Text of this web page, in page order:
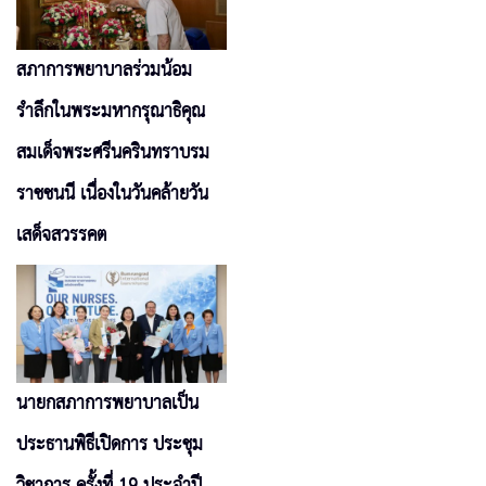
สภาการพยาบาลร่วมน้อม
รำลึกในพระมหากรุณาธิคุณ
สมเด็จพระศรีนครินทราบรม
ราชชนนี เนื่องในวันคล้ายวัน
เสด็จสวรรคต
นายกสภาการพยาบาลเป็น
ประธานพิธีเปิดการ ประชุม